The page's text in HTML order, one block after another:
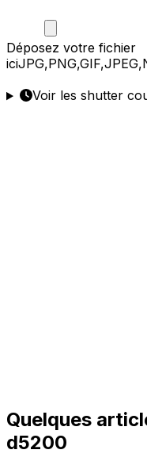
Déposez votre fichier
ici
Voir les shutter
Quelques
d5200